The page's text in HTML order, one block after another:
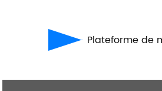
Plateforme de